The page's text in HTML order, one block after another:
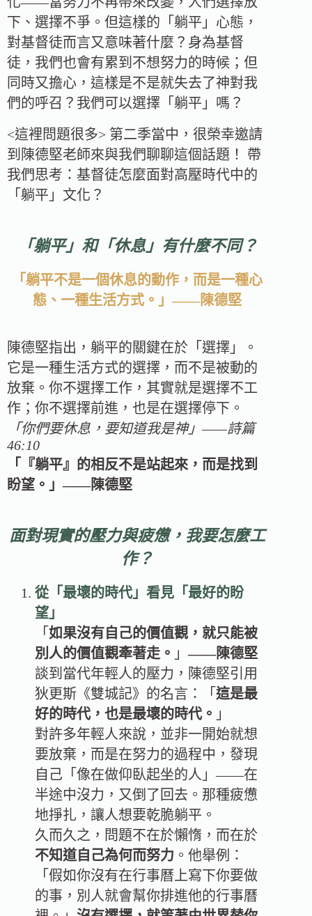
下、選擇不爭。但這樣的「躺平」心態，
對基督徒而言又意味著什麼？身為基督
徒，我們也會有累到不想努力的時候；但
同時又擔心，這樣是不是就失去了神對我
們的呼召？我們可以選擇「躺平」嗎？
<這裡問題很多> 第二季當中，很榮幸邀請
到陳德堅老師來與我們聊聊這個話題！ 帶
我們思考：基督徒怎麼面對高壓時代中的
「躺平」文化？
「躺平」和「休息」有什麼不同？
「躺平不是一個休息的動作，而是一種心
態、一種生活方式。」——陳德堅
陳德堅指出，躺平的關鍵在於「選擇」。
它是一種生活方式的選擇，而不是被動的
放棄。你不選擇工作，其實就是選擇不工
作；你不選擇前進，也是在選擇停下。
「你們要休息，要知道我是神」——詩篇
46:10
「『躺平』的相反不是站起來，而是找到
盼望。」——陳德堅
面對現實的壓力與疲憊，我要怎麼工
作？
從「最壞的時代」看見「最好的盼
望」
「 如果沒有自己的價值觀，就只能被
別人的價值觀牽著走。 」——陳德堅
談到當代年輕人的壓力，陳德堅引用
狄更斯《雙城記》的名言：「 這是最
好的時代，也是最壞的時代。 」
對許多年輕人來說，並非一開始就想
要放棄，而是在努力的過程中，發現
自己「像在做仰臥起坐的人」——在
半途中沒力，又倒了回去。那種疲憊
地掙扎，讓人想要乾脆躺平。
久而久之，問題不在於懶惰，而在於
不知道自己為何而努力 。他舉例：
「假如你沒有在行事曆上寫下你要做
的事，別人就會幫你排進他的行事曆